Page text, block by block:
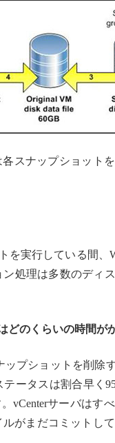
各スナップショッ
を実行している間、
処理は多数のディ
どのくらいの時間が
ップショットを削
ータスは割合早く
vCenterサーバはす
がまだコミットし